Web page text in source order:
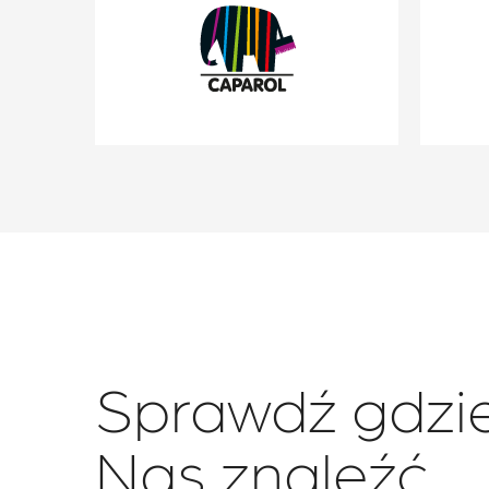
Sprawdź
Nas znaleźć